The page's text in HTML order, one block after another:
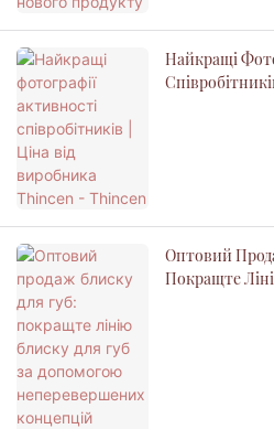
Найкращі
Оптовий
Покращте
Допомогою
Упаковки За